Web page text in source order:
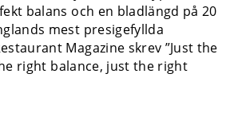
balans och en bladlängd på 20
mest presigefyllda
Magazine skrev ”Just the
right balance, just the right